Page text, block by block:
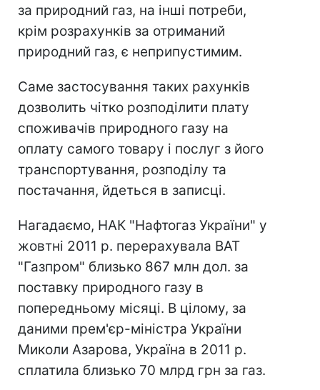
за природний газ, на інші потреби,
крім розрахунків за отриманий
природний газ, є неприпустимим.
Саме застосування таких рахунків
дозволить чітко розподілити плату
споживачів природного газу на
оплату самого товару і послуг з його
транспортування, розподілу та
постачання, йдеться в записці.
Нагадаємо, НАК "Нафтогаз України" у
жовтні 2011 р. перерахувала ВАТ
"Газпром" близько 867 млн дол. за
поставку природного газу в
попередньому місяці. В цілому, за
даними прем'єр-міністра України
Миколи Азарова, Україна в 2011 р.
сплатила близько 70 млрд грн за газ.